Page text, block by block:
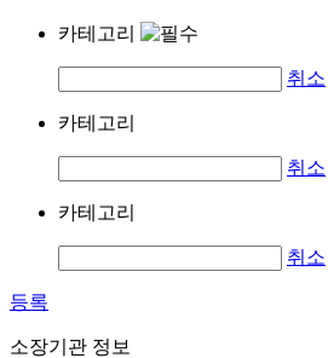
카테고리
취소
카테고리
취소
카테고리
취소
등록
소장기관 정보